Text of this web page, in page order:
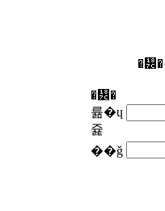
�᡼�
륢�ɥ
쥹
��ǧ